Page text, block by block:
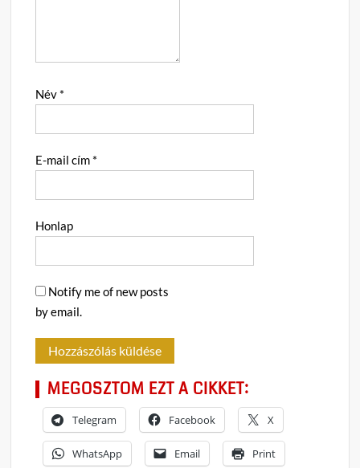
Név *
E-mail cím *
Honlap
Notify me of new posts
by email.
MEGOSZTOM EZT A CIKKET:
Telegram Facebook X
WhatsApp Email Print